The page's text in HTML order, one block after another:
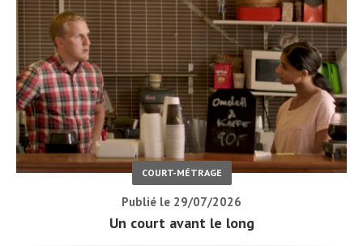
COURT-MÉTRAGE
Publié le 29/07/2026
Un court avant le long